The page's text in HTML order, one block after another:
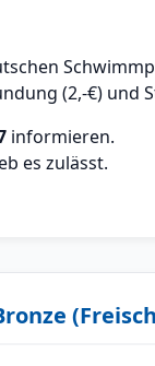
(2,-€) und
informieren.
es zulässt.